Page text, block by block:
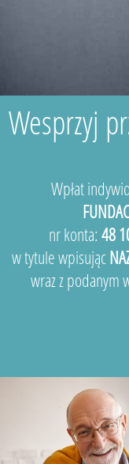
Wesprzyj
Wpłat
nr konta: 48
w tytule wpisując
wraz z podanym